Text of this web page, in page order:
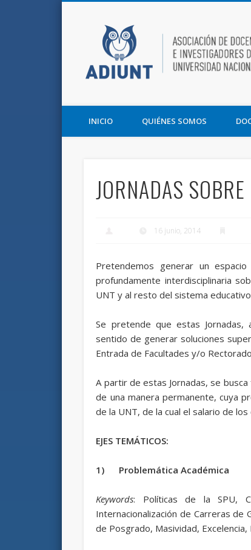
Asociación de Docentes e Investigadores de la
INICIO QUIÉNES SOMOS
JORNADAS
16 junio, 2014
Pretendemos generar un
profundamente interdisciplinaria
UNT y al resto del sistema
Se pretende que estas
sentido de generar soluciones
Entrada de Facultades y/o
A partir de estas Jornadas, se
de una manera permanente, cuya
de la UNT, de la cual el salario de
EJES TEMÁTICOS:
1) Problemática Académica
Keywords: Políticas de la SPU,
Internacionalización de Carreras de
de Posgrado, Masividad,